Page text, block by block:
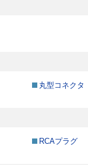
丸型コネクタ
RCAプラグ